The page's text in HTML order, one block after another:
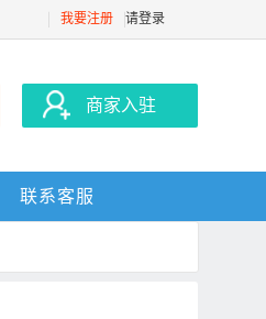
我要注册 请登录
商家入驻
联系客服